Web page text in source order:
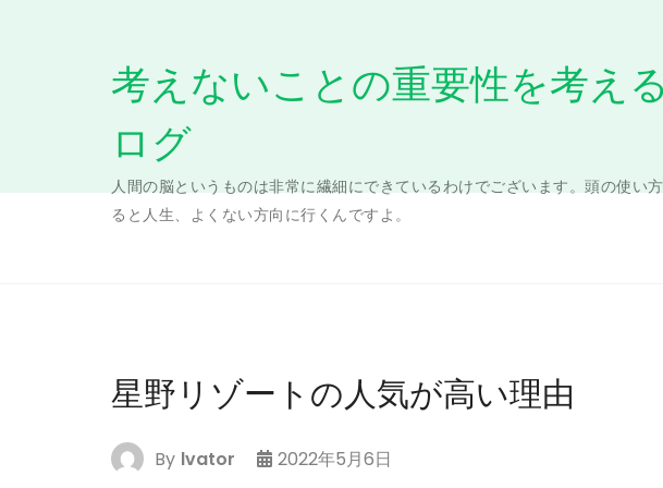
考えないことの重要性を考え
ログ
人間の脳というものは非常に繊細にできているわけでございます。頭の使い
ると人生、よくない方向に行くんですよ。
星野リゾートの人気が高い理由
By lvator 2022年5月6日